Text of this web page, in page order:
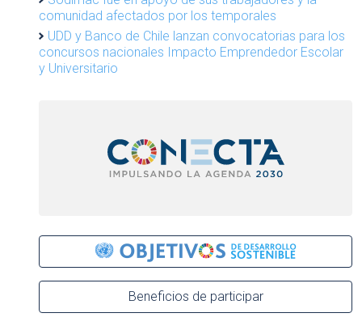
comunidad afectados por los temporales
UDD y Banco de Chile lanzan convocatorias para los
concursos nacionales Impacto Emprendedor Escolar
y Universitario
Beneficios de participar